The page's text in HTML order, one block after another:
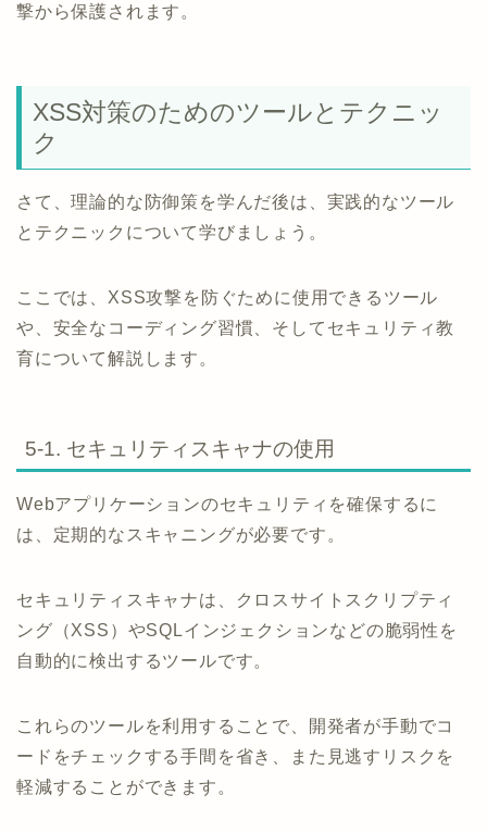
撃から保護されます。
XSS対策のためのツールとテクニッ
ク
さて、理論的な防御策を学んだ後は、実践的なツール
とテクニックについて学びましょう。
ここでは、XSS攻撃を防ぐために使用できるツール
や、安全なコーディング習慣、そしてセキュリティ教
育について解説します。
5-1. セキュリティスキャナの使用
Webアプリケーションのセキュリティを確保するに
は、定期的なスキャニングが必要です。
セキュリティスキャナは、クロスサイトスクリプティ
ング（XSS）やSQLインジェクションなどの脆弱性を
自動的に検出するツールです。
これらのツールを利用することで、開発者が手動でコ
ードをチェックする手間を省き、また見逃すリスクを
軽減することができます。